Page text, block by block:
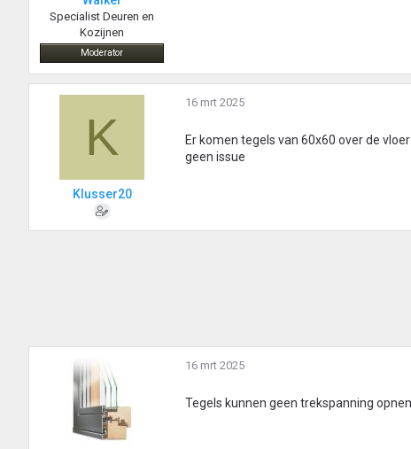
Specialist Deuren en
Kozijnen
Moderator
K
Klusser20
16 mrt 2025
Er komen tegels van 60x60 over de
geen issue
16 mrt 2025
Tegels kunnen geen trekspanning